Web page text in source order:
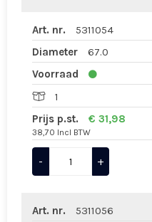
Art. nr.
5311054
Diameter
67.0
Voorraad
1
Prijs p.st.
€ 31,98
38,70 Incl BTW
- +
Art. nr.
5311056